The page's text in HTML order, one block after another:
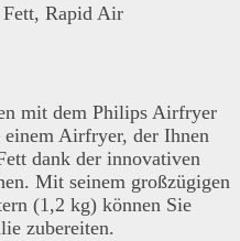
Rapid Air
mit dem Philips Airfryer
Airfryer, der Ihnen
dank der innovativen
Mit seinem großzügigen
(1,2 kg) können Sie
zubereiten.